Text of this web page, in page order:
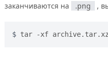
заканчиваются на
.png ,
tar -xf